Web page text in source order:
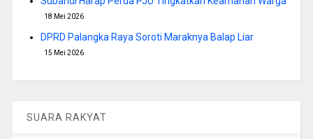
18 Mei 2026
DPRD Palangka Raya Soroti Maraknya Balap Liar
15 Mei 2026
SUARA RAKYAT